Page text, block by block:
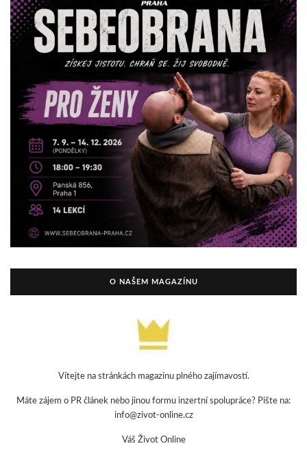
O NAŠEM MAGAZÍNU
Vítejte na stránkách magazínu plného zajímavostí.
Máte zájem o PR článek nebo jinou formu inzertní spolupráce? Pište na:
info@zivot-online.cz
Váš Život Online